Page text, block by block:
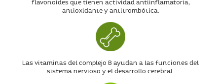
flavonoides que tienen actividad antiinflamatoria,
antioxidante y antitrombótica.
Las vitaminas del complejo B ayudan a las funciones del
sistema nervioso y el desarrollo cerebral.